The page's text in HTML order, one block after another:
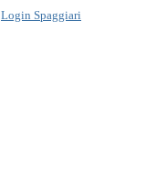
Login Spaggiari